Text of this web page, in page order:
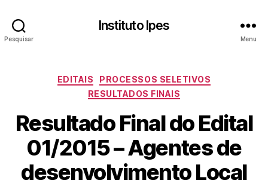
Pesquisar
Instituto Ipes
Menu
Categorias
EDITAIS
PROCESSOS SELETIVOS
RESULTADOS FINAIS
Resultado Final do Edital
01/2015 – Agentes de
desenvolvimento Local